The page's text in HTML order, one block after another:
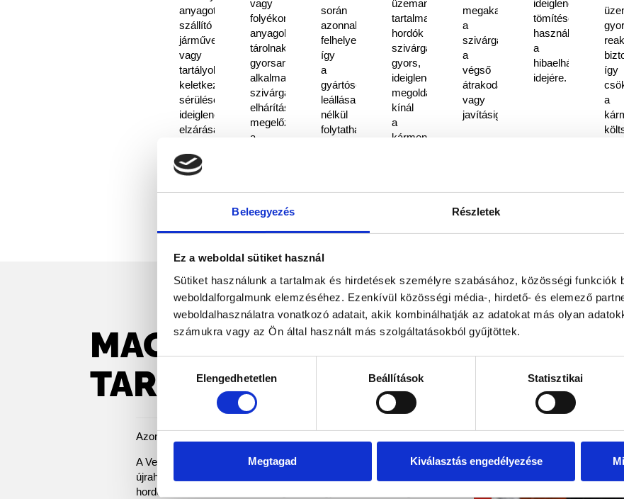
Beleegyezés Részletek
Ez a weboldal sütiket használ
Sütiket használunk a tartalmak és hirdetések személyre szabásához, közösségi funkciók
weboldalforgalmunk elemzéséhez. Ezenkívül közösségi média-, hirdető- és elemező
weboldalhasználatra vonatkozó adatait, akik kombinálhatják az adatokat más olyan
számukra vagy az Ön által használt más szolgáltatásokból gyűjtöttek.
kiválasztásaElengedhetetlen Beállítások Statisztikai
Megtagad Kiválasztás engedélyezése
anyagot
szállító
járműveken
vagy
tartályokon
keletkező
sérülések
ideiglenes
elzárásában,
a
környezetkárosodást
rakományveszteséget.
vagy
folyékony
anyagokat
tárolnak,
gyorsan
alkalmazható
szivárgás
elhárítására,
megelőzve
a
készlet
szennyeződését.
során
azonnal
felhelyezhető,
így
a
gyártósor
leállása
nélkül
folytatható
üzemanyagot
tartalmazó
hordók
szivárgásánál
gyors,
ideiglenes
megoldást
kínál
a
kármentesítésig.
megakadályozza
a
szivárgást
a
végső
átrakodásig
vagy
javításig.
ideiglenes
tömítésére
használható
a
hibaelhárítás
idejére.
így
a
MAGNASEAL
TARTÁLY TAPASZOK
Azonnali megoldás fém tartályok és csővezetékek szivárgására.
A Vetter Magna Seal tartálytapasz egy erős mágneses rögzítésű,
újrahasználható eszköz, amelyet kifejezetten a fém tartályok,
hordók és csővezetékek szivárgásának gyors és biztonságos